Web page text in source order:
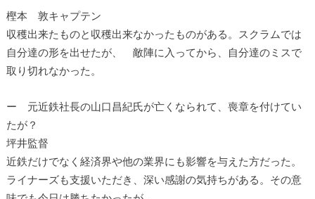
樫本 敦キャプテン
収穫出来たものと収穫出来なかったものがある。スクラムでは
自分達の形を出せたが、 敵陣に入ってから、自分達のミスで
取り切れなかった。
ー 元近鉄社長の山口昌紀氏が亡くなられて、喪章を付けてい
たが？
坪井監督
近鉄だけでなく経済界や他の業界にも影響を与えた方だった。
ライナーズも支援いただき、深い感謝の気持ちがある。その意